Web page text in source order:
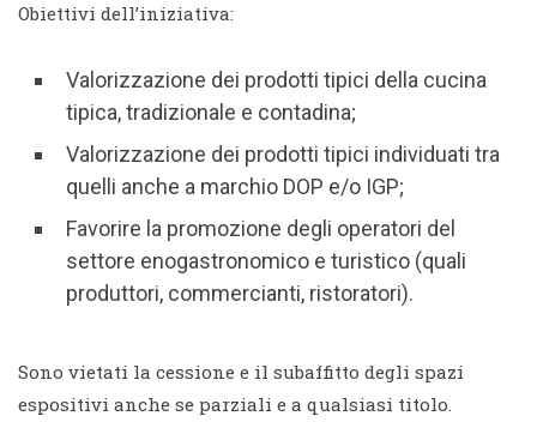
Obiettivi dell’iniziativa:
Valorizzazione dei prodotti tipici della cucina
tipica, tradizionale e contadina;
Valorizzazione dei prodotti tipici individuati tra
quelli anche a marchio DOP e/o IGP;
Favorire la promozione degli operatori del
settore enogastronomico e turistico (quali
produttori, commercianti, ristoratori).
Sono vietati la cessione e il subaffitto degli spazi
espositivi anche se parziali e a qualsiasi titolo.